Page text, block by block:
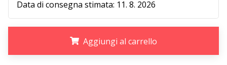
personale,
blog,
pagina
Data di consegna stimata: 11. 8. 2026
Aggiungi al carrello